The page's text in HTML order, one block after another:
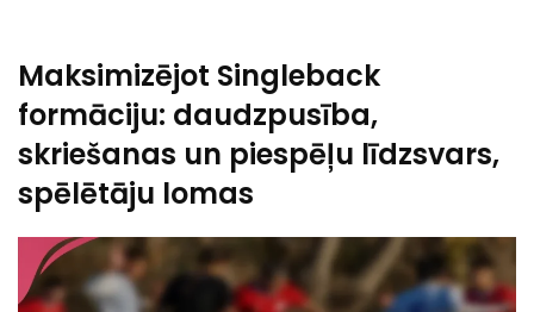
Maksimizējot Singleback
formāciju: daudzpusība,
skriešanas un piespēļu līdzsvars,
spēlētāju lomas